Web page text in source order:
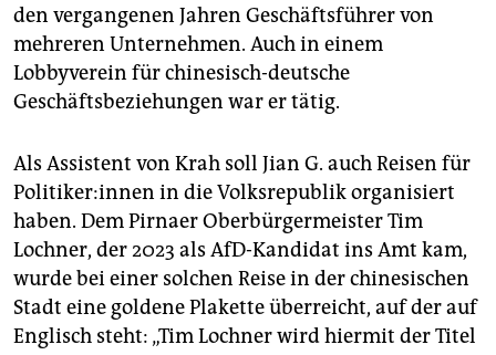
den vergangenen Jahren Geschäftsführer von
mehreren Unternehmen. Auch in einem
Lobbyverein für chinesisch-deutsche
Geschäftsbeziehungen war er tätig.
Als Assistent von Krah soll Jian G. auch Reisen für
Po­li­ti­ke­r:in­nen in die Volksrepublik organisiert
haben. Dem Pirnaer Oberbürgermeister Tim
Lochner, der 2023 als AfD-Kandidat ins Amt kam,
wurde bei einer solchen Reise in der chinesischen
Stadt eine goldene Plakette überreicht, auf der auf
Englisch steht: „Tim Lochner wird hiermit der Titel